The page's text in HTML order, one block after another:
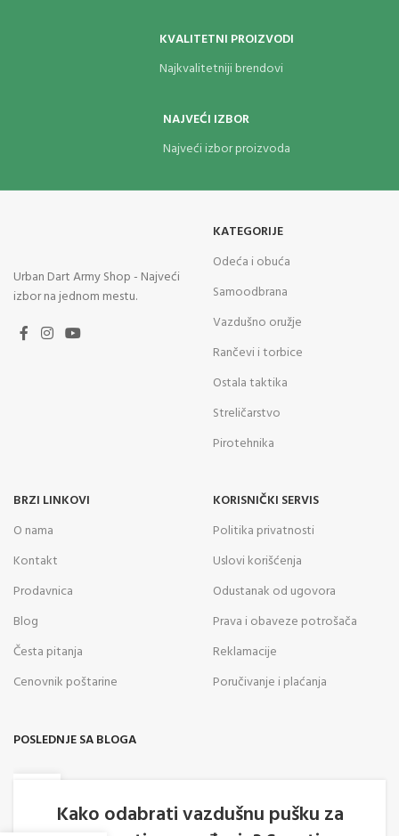
KVALITETNI PROIZVODI
Najkvalitetniji brendovi
NAJVEĆI IZBOR
Najveći izbor proizvoda
Urban Dart Army Shop - Najveći
izbor na jednom mestu.
KATEGORIJE
Odeća i obuća
Samoodbrana
Vazdušno oružje
Rančevi i torbice
Ostala taktika
Streličarstvo
Pirotehnika
BRZI LINKOVI
O nama
Kontakt
Prodavnica
Blog
Česta pitanja
Cenovnik poštarine
KORISNIČKI SERVIS
Politika privatnosti
Uslovi korišćenja
Odustanak od ugovora
Prava i obaveze potrošača
Reklamacije
Poručivanje i plaćanja
POSLEDNJE SA BLOGA
Kako odabrati vazdušnu pušku za